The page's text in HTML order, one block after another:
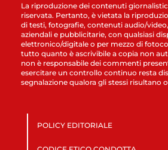
La riproduzione dei contenuti
riservata. Pertanto, è vietata la
di testi, fotografie, contenuti audio/
aziendali e pubblicitarie, con qualsiasi
elettronico/digitale o per mezzo di
tutto quanto è ascrivibile a copia non
non è responsabile dei commenti
esercitare un controllo continuo resta
segnalazione qualora gli stessi risultano
POLICY EDITORIALE